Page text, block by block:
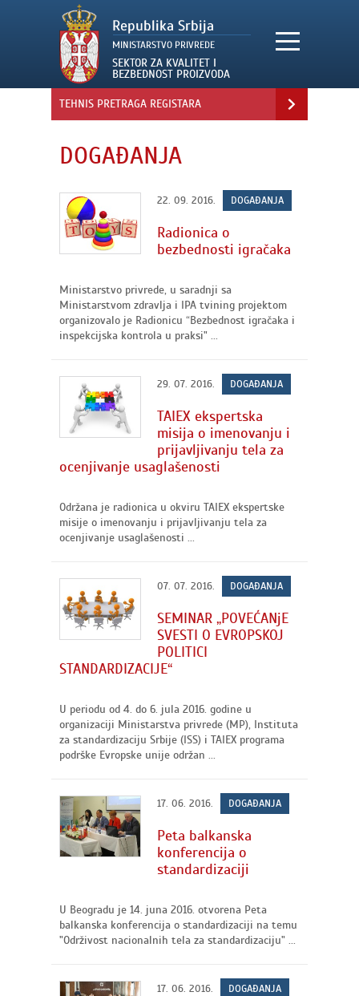
TEHNIS PRETRAGA REGISTARA
DOGAĐANJA
22. 09. 2016. DOGAĐANJA
Radionica o
bezbednosti igračaka
Ministarstvo privrede, u saradnji sa
Ministarstvom zdravlja i IPA tvining projektom
organizovalo je Radionicu “Bezbednost igračaka i
inspekcijska kontrola u praksi" ...
29. 07. 2016. DOGAĐANJA
TAIEX ekspertska
misija o imenovanju i
prijavljivanju tela za
ocenjivanje usaglašenosti
Održana je radionica u okviru TAIEX ekspertske
misije o imenovanju i prijavljivanju tela za
ocenjivanje usaglašenosti ...
07. 07. 2016. DOGAĐANJA
SEMINAR „POVEĆANjE
SVESTI O EVROPSKOJ
POLITICI
STANDARDIZACIJE“
U periodu od 4. do 6. jula 2016. godine u
organizaciji Ministarstva privrede (MP), Instituta
za standardizaciju Srbije (ISS) i TAIEX programa
podrške Evropske unije održan ...
17. 06. 2016. DOGAĐANJA
Peta balkanska
konferencija o
standardizaciji
U Beogradu je 14. juna 2016. otvorena Peta
balkanska konferencija o standardizaciji na temu
"Održivost nacionalnih tela za standardizaciju" ...
17. 06. 2016. DOGAĐANJA